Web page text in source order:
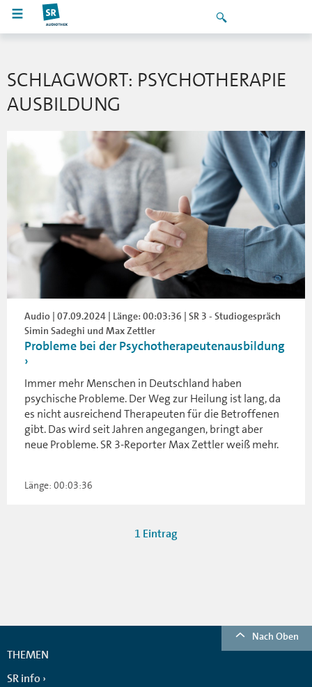
SCHLAGWORT: PSYCHOTHERAPIE
AUSBILDUNG
Audio | 07.09.2024 | Länge: 00:03:36 | SR 3 - Studiogespräch
Simin Sadeghi und Max Zettler
Probleme bei der Psychotherapeutenausbildung
Immer mehr Menschen in Deutschland haben
psychische Probleme. Der Weg zur Heilung ist lang, da
es nicht ausreichend Therapeuten für die Betroffenen
gibt. Das wird seit Jahren angegangen, bringt aber
neue Probleme. SR 3-Reporter Max Zettler weiß mehr.
Länge: 00:03:36
1 Eintrag
Nach Oben
THEMEN
SR info